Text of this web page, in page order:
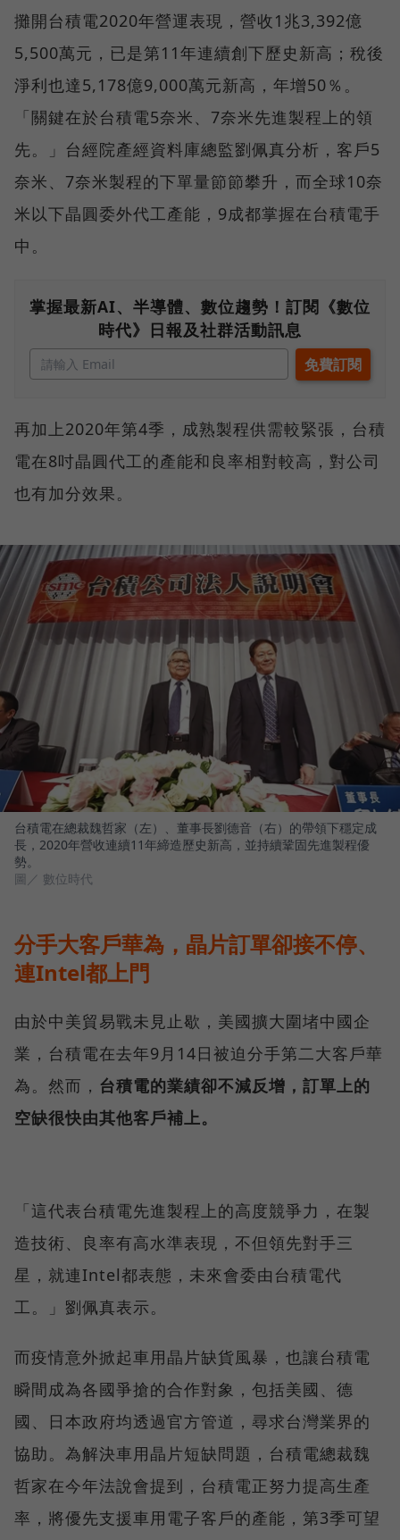
攤開台積電2020年營運表現，營收1兆3,392億
5,500萬元，已是第11年連續創下歷史新高；稅後
淨利也達5,178億9,000萬元新高，年增50％。
「關鍵在於台積電5奈米、7奈米先進製程上的領
先。」台經院產經資料庫總監劉佩真分析，客戶5
奈米、7奈米製程的下單量節節攀升，而全球10奈
米以下晶圓委外代工產能，9成都掌握在台積電手
中。
掌握最新AI、半導體、數位趨勢！訂閱《數位
時代》日報及社群活動訊息
再加上2020年第4季，成熟製程供需較緊張，台積
電在8吋晶圓代工的產能和良率相對較高，對公司
也有加分效果。
台積電在總裁魏哲家（左）、董事長劉德音（右）的帶領下穩定成
長，2020年營收連續11年締造歷史新高，並持續鞏固先進製程優
勢。
圖／ 數位時代
分手大客戶華為，晶片訂單卻接不停、
連Intel都上門
由於中美貿易戰未見止歇，美國擴大圍堵中國企
業，台積電在去年9月14日被迫分手第二大客戶華
為。然而， 台積電的業績卻不減反增，訂單上的
空缺很快由其他客戶補上。
「這代表台積電先進製程上的高度競爭力，在製
造技術、良率有高水準表現，不但領先對手三
星，就連Intel都表態，未來會委由台積電代
工。」劉佩真表示。
而疫情意外掀起車用晶片缺貨風暴，也讓台積電
瞬間成為各國爭搶的合作對象，包括美國、德
國、日本政府均透過官方管道，尋求台灣業界的
協助。為解決車用晶片短缺問題，台積電總裁魏
哲家在今年法說會提到，台積電正努力提高生產
率，將優先支援車用電子客戶的產能，第3季可望